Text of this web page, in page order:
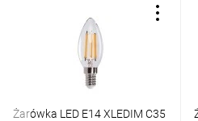
Żarówka LED E14 XLEDIM C35